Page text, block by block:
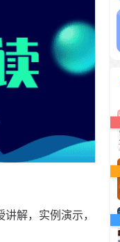
解，实例演示，